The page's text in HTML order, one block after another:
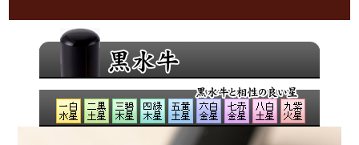
致します。
良いと言われることをきちんと取り入れて、吉印材と
印相体にてお彫りすることにより、お気持ちが前向き
になり自然とよい運気を招き入れられるのではないで